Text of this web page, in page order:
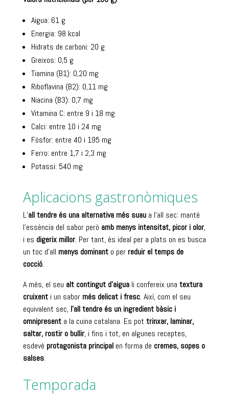
Aigua: 61 g
Energia: 98 kcal
Hidrats de carboni: 20 g
Greixos: 0,5 g
Tiamina (B1): 0,20 mg
Riboflavina (B2): 0,11 mg
Niacina (B3): 0,7 mg
Vitamina C: entre 9 i 18 mg
Calci: entre 10 i 24 mg
Fòsfor: entre 40 i 195 mg
Ferro: entre 1,7 i 2,3 mg
Potassi: 540 mg
Aplicacions gastronòmiques
L’all tendre és una alternativa més suaua l’all sec: manté
l’essència del sabor però amb menys intensitat, picor i olor,
i es digerix millor. Per tant, és ideal per a plats on es busca
un toc d’all menys dominanto per reduir el temps de
cocció.
A més, el seu alt contingut d’aiguali confereix una textura
cruixenti un sabor més delicat i fresc. Així, com el seu
equivalent sec, l’all tendre és un ingredient bàsic i
omnipresenta la cuina catalana. Es pot trinxar, laminar,
saltar, rostir o bullir, i fins i tot, en algunes receptes,
esdevé protagonista principalen forma de cremes, sopes o
salses.
Temporada